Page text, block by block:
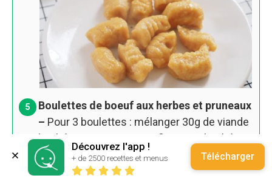
Boulettes de boeuf aux herbes et pruneaux
– Pour 3 boulettes : mélanger 30g de viande
hachée avec 2 pruneaux finement hachés et
des herbes aromatiques. Faire revenir à la
poêle à feu moyen avec un peu d’huile.
Découvrez l'app !
+ de 2500 recettes et menus Télécharger